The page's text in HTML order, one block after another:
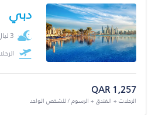
دبي
3 ليال
QAR 1,257
الرحلات + الفندق + الرسوم / للشخص الواحد